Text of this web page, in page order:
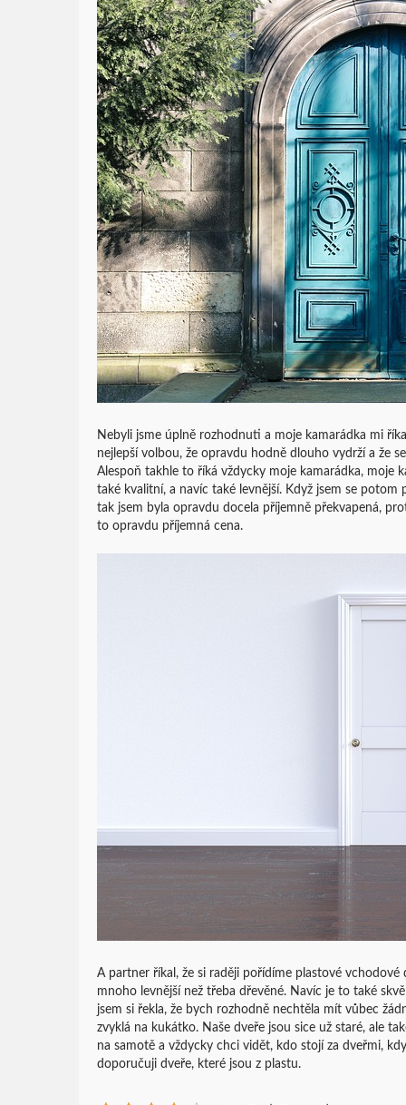
Nebyli jsme úplně rozhodnuti a moje kamarádka mi
nejlepší volbou, že opravdu hodně dlouho vydrží a že
Alespoň takhle to říká vždycky moje kamarádka, moje
také kvalitní, a navíc také levnější. Když jsem se
tak jsem byla opravdu docela příjemně překvapená,
to opravdu příjemná cena.
A partner říkal, že si raději pořídíme plastové
mnoho levnější než třeba dřevěné. Navíc je to také
jsem si řekla, že bych rozhodně nechtěla mít vůbec
zvyklá na kukátko. Naše dveře jsou sice už staré, ale
na samotě a vždycky chci vidět, kdo stojí za dveřmi,
doporučuji dveře, které jsou z plastu.